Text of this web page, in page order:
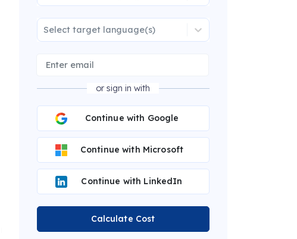
Select target language(s)
or sign in with
Continue with Google
Continue with Microsoft
Continue with LinkedIn
Calculate Cost